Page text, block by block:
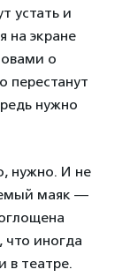
устать и
на экране
о
перестанут
нужно
нужно. И не
маяк —
иногда
в театре.